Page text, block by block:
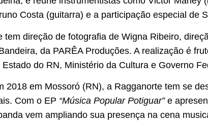
Costa (guitarra) e a participação especial de
tem direção de fotografia de Wigna Ribeiro,
da PARÊA Produções. A realização é
Estado do RN, Ministério da Cultura e Governo
2018 em Mossoró (RN), a Ragganorte tem se
Com o EP “Música Popular Potiguar”e
vem ampliando sua presença na cena